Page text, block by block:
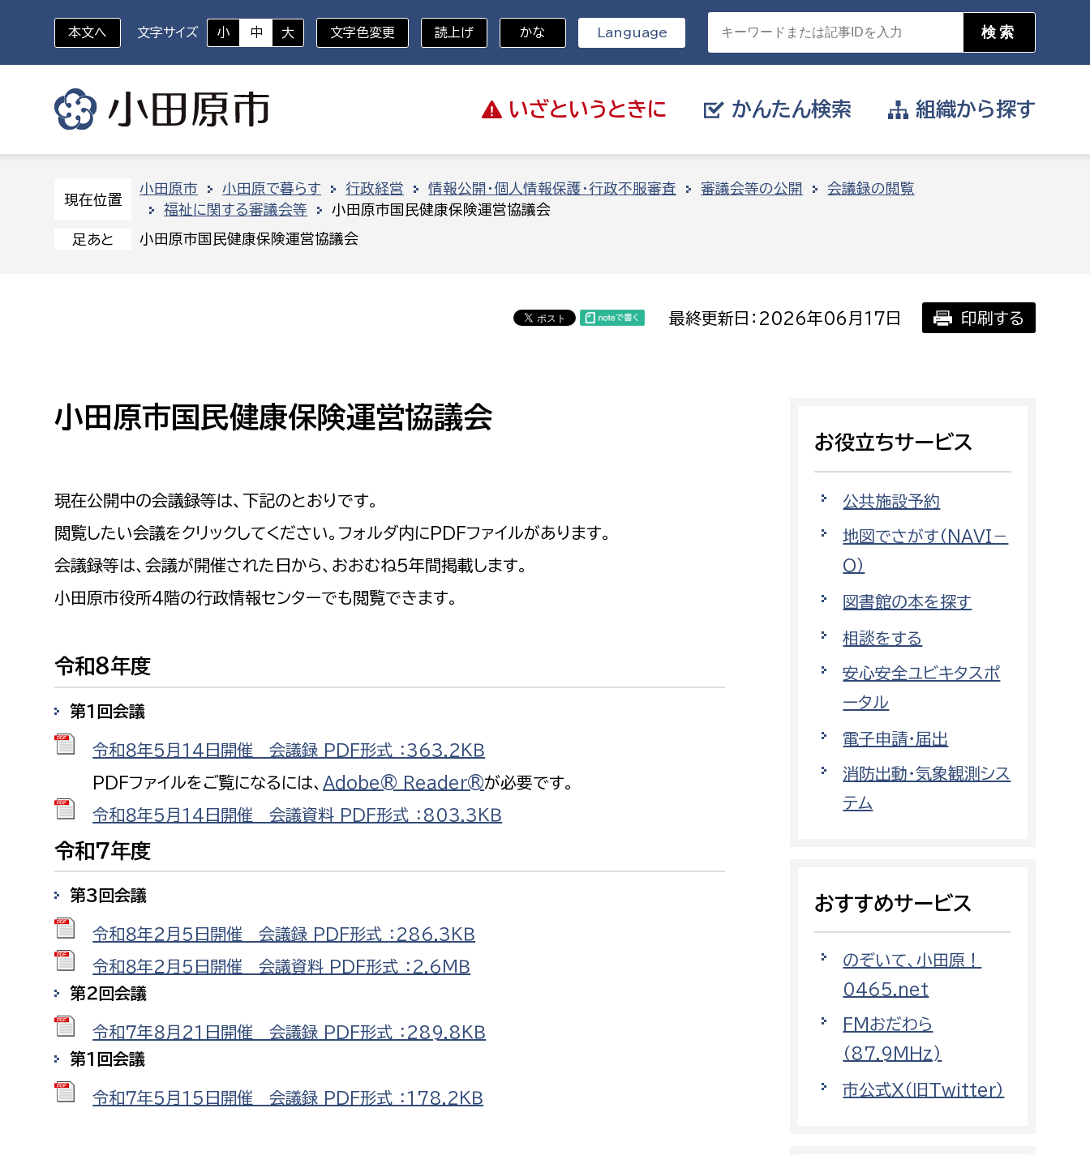
いざと いうときに
いざというときに
休日救急外来 防災・ハザードマップ
かんたん検索
対象者を選択
新生児・乳幼児
若者
高齢者
障がい者
事業者
労働者
求職者
外国人
ペット
分野を選択
福祉・健康
地域経済
都市基盤
観光
消防
目的を選択
証明書がほしい
働きたい
小田原のことを知りたい
まちづくりに関わりたい
組織から探す
組織から探す
財産管理課
地域安全課
人権・男女共同参画課
戸籍住民課
環境部
ゼロカーボン推進課
環境保護課
環境事業センター
福祉健康部
福祉政策課
高齢介護課
障がい福祉課
保険課
健康づくり課
子ども政策課
都市部
都市政策課
都市計画課
地域交通課
建設部
建設政策課
国県事業推進課
土木管理課
道水路整備課
みどり公園課
建築課
会計管理者
出納室
消防総務課
予防課
警防計画課
救急課
情報司令課
本文へ 文字サイズ 小 中 大 文字色変更 読上げ かな Language
現在位置
小田原市 小田原で暮らす 行政経営 情報公開・個人情報保護・行政不服審査 審議会等の公開
会議録の閲覧
福祉に関する審議会等
小田原市国民健康保険運営協議会
足あと 小田原市国民健康保険運営協議会
最終更新日：2026年06月17日 印刷する
小田原市国民健康保険運営協議会
現在公開中の会議録等は、下記のとおりです。
閲覧したい会議をクリックしてください。フォルダ内にPDFファイルがあります。
会議録等は、会議が開催された日から、おおむね５年間掲載します。
小田原市役所4階の行政情報センターでも閲覧できます。
令和８年度
第1回会議
令和８年５月14日開催 会議録 PDF形式 ：363.2ＫＢ
PDFファイルをご覧になるには、 Adobe® Reader®が必要です。
令和８年５月14日開催 会議資料 PDF形式 ：803.3ＫＢ
令和７年度
第３回会議
令和８年２月５日開催 会議録 PDF形式 ：286.3ＫＢ
令和８年２月５日開催 会議資料 PDF形式 ：2.6ＭＢ
第２回会議
令和７年８月21日開催 会議録 PDF形式 ：289.8ＫＢ
第1回会議
令和７年５月15日開催 会議録 PDF形式 ：178.2ＫＢ
お役立ちサービス
公共施設予約
地図でさがす（NAVI－
O）
図書館の本を探す
相談をする
安心安全ユビキタスポ
ータル
電子申請・届出
消防出動・気象観測シス
テム
おすすめサービス
のぞいて、小田原！
0465.net
FMおだわら
（87.9MHz)
市公式X（旧Twitter）